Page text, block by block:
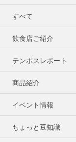
すべて
飲食店ご紹介
テンポスレポート
商品紹介
イベント情報
ちょっと豆知識